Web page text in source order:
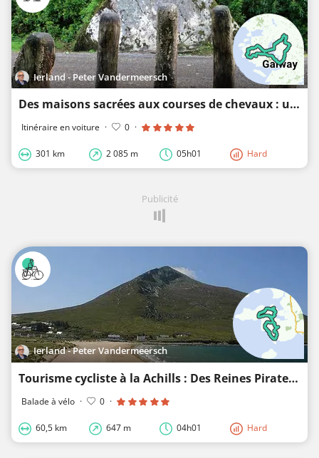
Ierland - Peter Vandermeersch
Des maisons sacrées aux courses de chevaux : un mélange irlandais en Connemara
Itinéraire en voiture · 0 ·
301 km 2 085 m 05h01 Hard
Publicité
Ierland - Peter Vandermeersch
Tourisme cycliste à la Achills : Des Reines Pirates aux Stars de Cinéma
Balade à vélo · 0 ·
60,5 km 647 m 04h01 Hard